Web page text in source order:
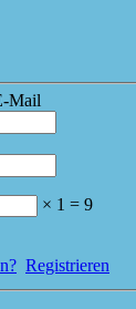
Mail
× 1 = 9
Registrieren